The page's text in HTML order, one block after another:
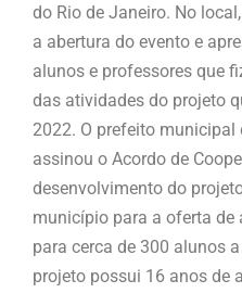
do Rio de Janeiro. No
a abertura do evento e
alunos e professores que
das atividades do projeto
2022. O prefeito municipal
assinou o Acordo de
desenvolvimento do
município para a oferta de
para cerca de 300 alunos
projeto possui 16 anos de